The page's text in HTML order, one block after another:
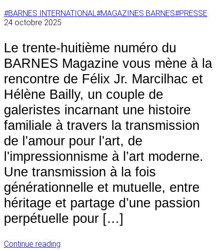
#BARNES INTERNATIONAL#MAGAZINES BARNES#PRESSE
24 octobre 2025
Le trente-huitième numéro du
BARNES Magazine vous mène à la
rencontre de Félix Jr. Marcilhac et
Hélène Bailly, un couple de
galeristes incarnant une histoire
familiale à travers la transmission
de l’amour pour l’art, de
l’impressionnisme à l’art moderne.
Une transmission à la fois
générationnelle et mutuelle, entre
héritage et partage d’une passion
perpétuelle pour […]
Continue reading